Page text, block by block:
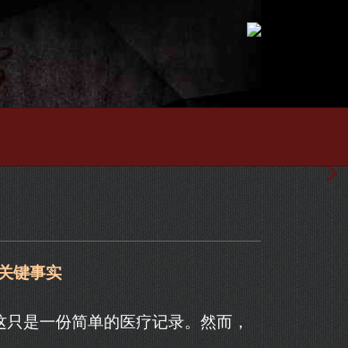
键事实
是一份简单的医疗记录。然而，